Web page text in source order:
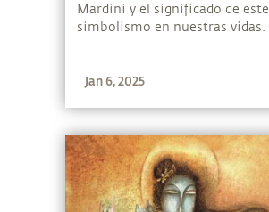
Mardini y el significado de este
simbolismo en nuestras vidas.
Jan 6, 2025